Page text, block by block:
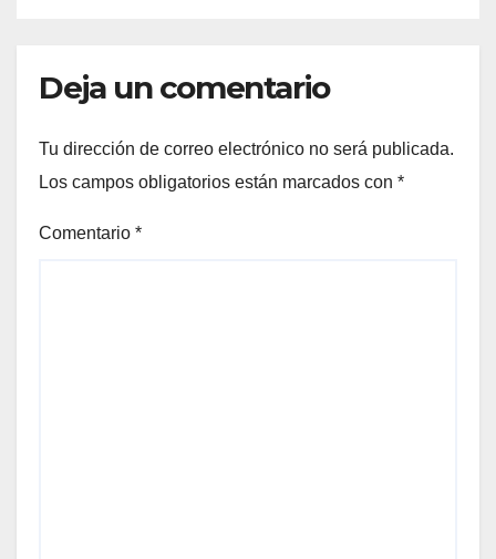
Deja un comentario
Tu dirección de correo electrónico no será publicada.
Los campos obligatorios están marcados con *
Comentario *